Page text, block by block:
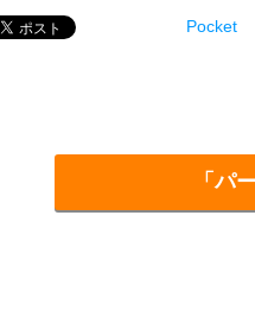
Pocket
「パ